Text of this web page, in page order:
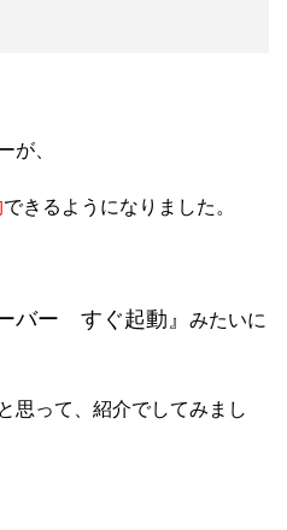
が、
できるようになりました。
バー すぐ起動』 みたいに
思って、紹介でしてみまし